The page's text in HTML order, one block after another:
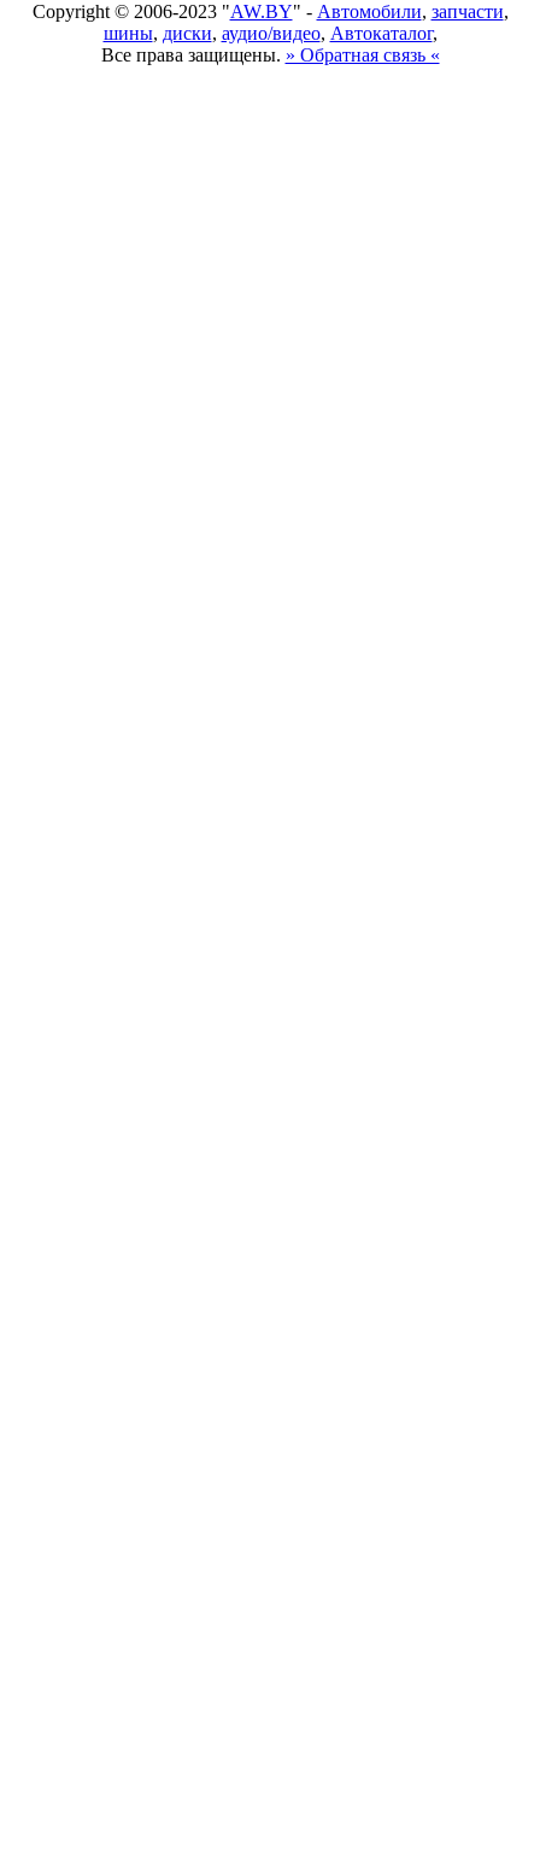
Copyright © 2006-2023 "AW.BY" - Автомобили, запчасти,
шины, диски, аудио/видео, Автокаталог,
Все права защищены. » Обратная связь «